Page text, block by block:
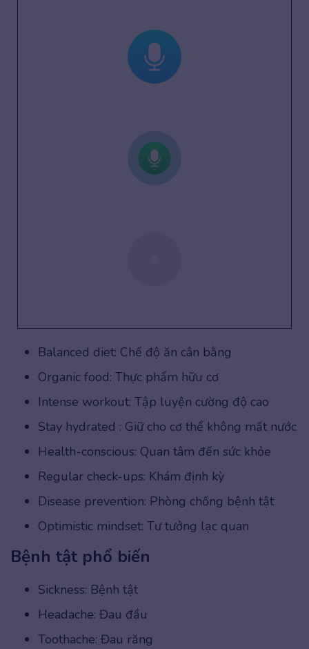
Balanced diet: Chế độ ăn cân bằng
Organic food: Thực phẩm hữu cơ
Intense workout: Tập luyện cường độ cao
Stay hydrated : Giữ cho cơ thể không mất nước
Health-conscious: Quan tâm đến sức khỏe
Regular check-ups: Khám định kỳ
Disease prevention: Phòng chống bệnh tật
Optimistic mindset: Tư tưởng lạc quan
Bệnh tật phổ biến
Sickness: Bệnh tật
Headache: Đau đầu
Toothache: Đau răng